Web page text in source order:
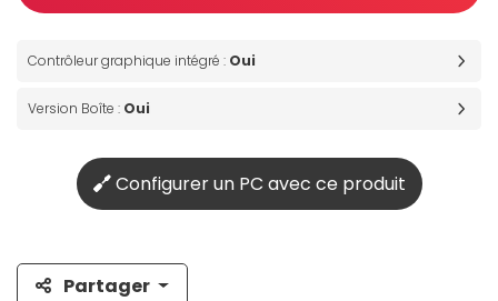
Contrôleur graphique intégré : Oui
Version Boîte : Oui
Configurer un PC avec ce produit
Partager